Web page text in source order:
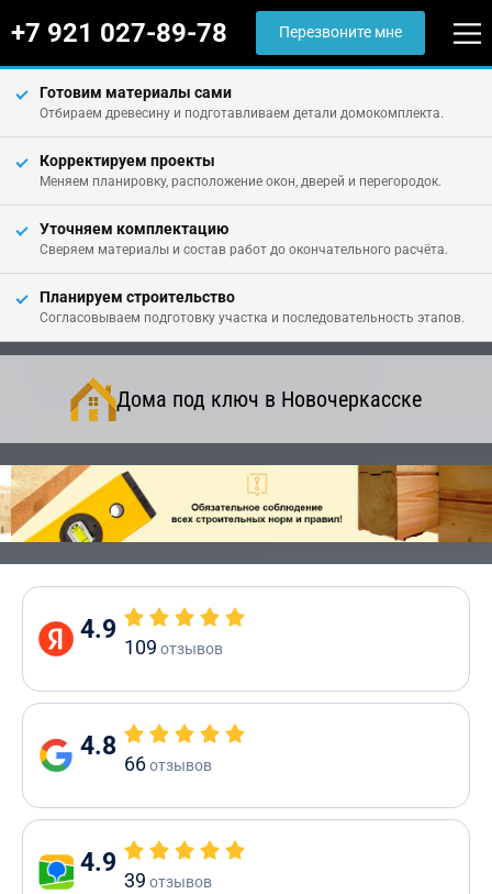
+7 921 027-89-78 Перезвоните мне
Готовим материалы сами
Отбираем древесину и подготавливаем детали домокомплекта.
Корректируем проекты
Меняем планировку, расположение окон, дверей и перегородок.
Уточняем комплектацию
Сверяем материалы и состав работ до окончательного расчёта.
Планируем строительство
Согласовываем подготовку участка и последовательность этапов.
Дома под ключ в Новочеркасске
4.9
109 отзывов
4.8
66отзывов
4.9
39 отзывов